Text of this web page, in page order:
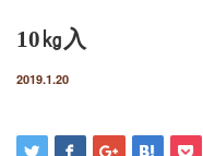
10㎏入
2019.1.20